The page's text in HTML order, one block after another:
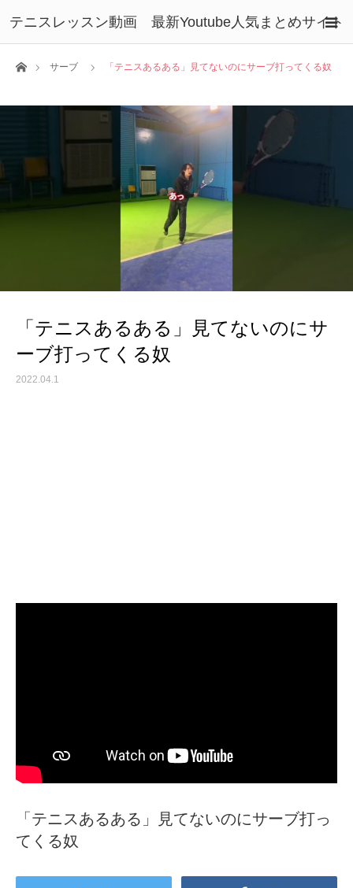
テニスレッスン動画 最新Youtube人気まとめサイト
ホームサーブ 「テニスあるある」見てないのにサーブ打ってくる奴
「テニスあるある」見てないのにサ
ーブ打ってくる奴
2022.04.1
「テニスあるある」見てないのにサーブ打っ
てくる奴